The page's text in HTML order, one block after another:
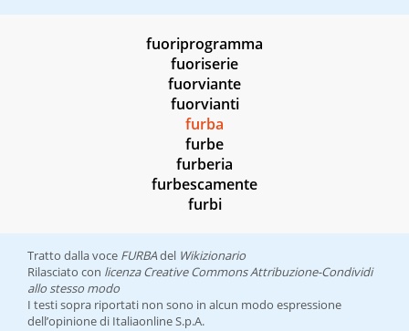
fuoriprogramma
fuoriserie
fuorviante
fuorvianti
furba
furbe
furberia
furbescamente
furbi
Tratto dalla voce FURBAdel Wikizionario
Rilasciato con licenza Creative Commons Attribuzione-Condividi
allo stesso modo
I testi sopra riportati non sono in alcun modo espressione
dell’opinione di Italiaonline S.p.A.